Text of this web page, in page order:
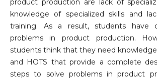
product production are lack of
knowledge of specialized skills and
training. As a result, students have
problems in product production.
students think that they need
and HOTS that provide a complete
steps to solve problems in product